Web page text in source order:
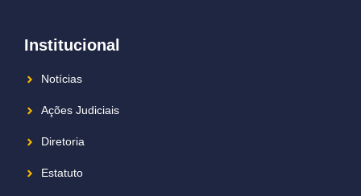
Institucional
Notícias
Ações Judiciais
Diretoria
Estatuto